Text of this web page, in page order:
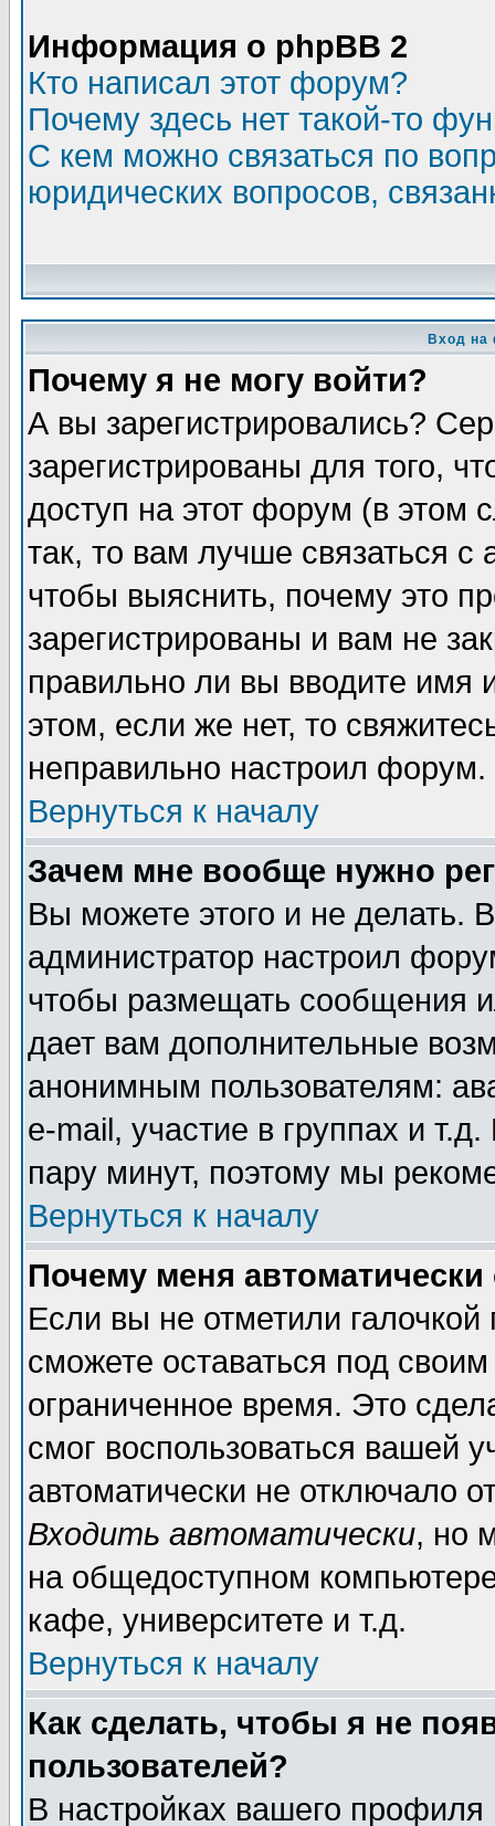
Информация о phpBB 2
Кто написал этот форум?
Почему здесь нет такой-то
С кем можно связаться по
юридических вопросов,
Вход на
Почему я не могу войти?
А вы зарегистрировались?
зарегистрированы для того,
доступ на этот форум (в этом
так, то вам лучше связаться
чтобы выяснить, почему это
зарегистрированы и вам не
правильно ли вы вводите
этом, если же нет, то
неправильно настроил форум.
Вернуться к началу
Зачем мне вообще нужно
Вы можете этого и не делать.
администратор настроил
чтобы размещать сообщения
дает вам дополнительные
анонимным пользователям:
e-mail, участие в группах и
пару минут, поэтому мы
Вернуться к началу
Почему меня автоматически
Если вы не отметили галочкой
сможете оставаться под
ограниченное время. Это
смог воспользоваться вашей
автоматически не отключало
Входить автоматически, но
на общедоступном
кафе, университете и т.д.
Вернуться к началу
Как сделать, чтобы я не
пользователей?
В настройках вашего